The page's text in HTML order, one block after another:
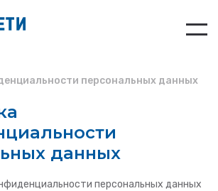
персональных данных
данных
персональных данных